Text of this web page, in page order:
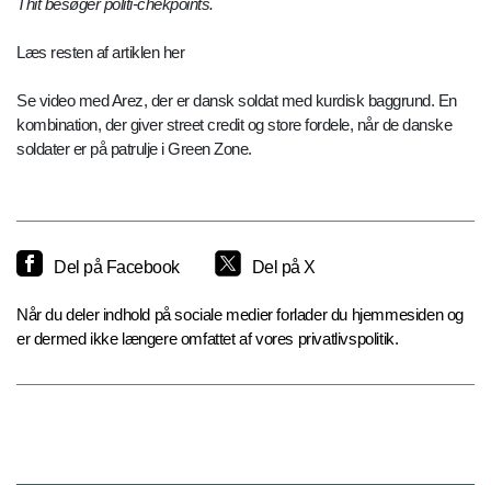
Thit besøger politi-chekpoints.
Læs resten af artiklen her
Se video med Arez, der er dansk soldat med kurdisk baggrund. En
kombination, der giver street credit og store fordele, når de danske
soldater er på patrulje i Green Zone.
Del på Facebook Del på X
Når du deler indhold på sociale medier forlader du hjemmesiden og
er dermed ikke længere omfattet af vores privatlivspolitik.